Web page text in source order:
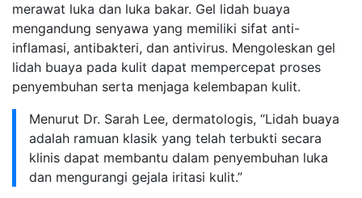
merawat luka dan luka bakar. Gel lidah buaya
mengandung senyawa yang memiliki sifat anti-
inflamasi, antibakteri, dan antivirus. Mengoleskan gel
lidah buaya pada kulit dapat mempercepat proses
penyembuhan serta menjaga kelembapan kulit.
Menurut Dr. Sarah Lee, dermatologis, “Lidah buaya
adalah ramuan klasik yang telah terbukti secara
klinis dapat membantu dalam penyembuhan luka
dan mengurangi gejala iritasi kulit.”